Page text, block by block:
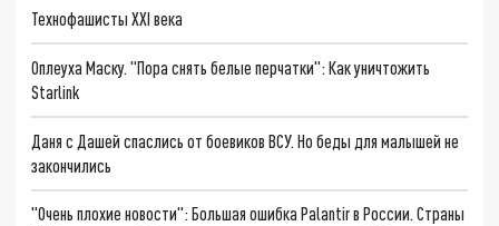
Технофашисты XXI века
Оплеуха Маску. "Пора снять белые перчатки": Как уничтожить
Starlink
Даня с Дашей спаслись от боевиков ВСУ. Но беды для малышей не
закончились
"Очень плохие новости": Большая ошибка Palantir в России. Страны